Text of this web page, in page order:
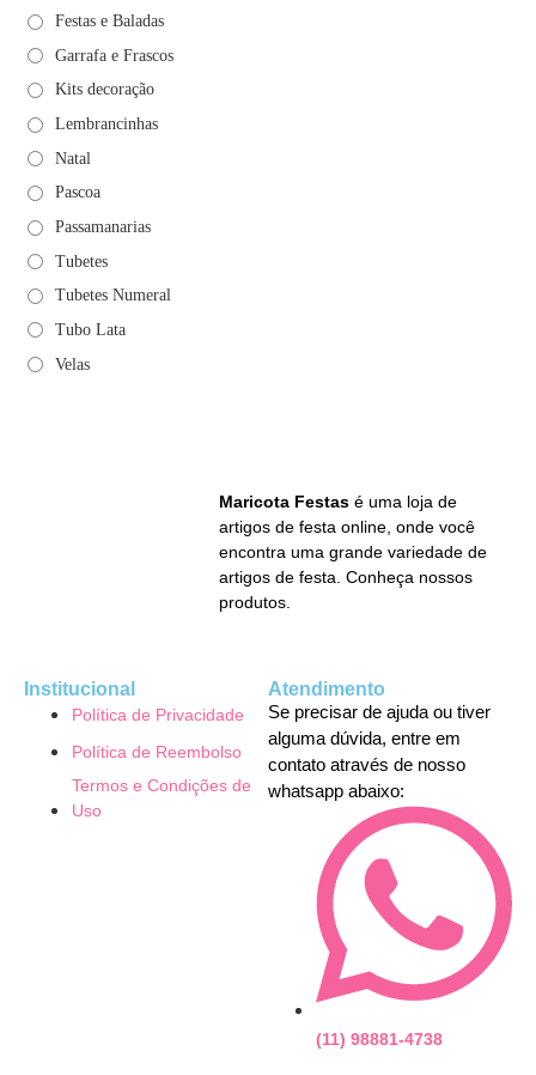
Festas e Baladas
Garrafa e Frascos
Kits decoração
Lembrancinhas
Natal
Pascoa
Passamanarias
Tubetes
Tubetes Numeral
Tubo Lata
Velas
Maricota Festas é uma loja de
artigos de festa online, onde você
encontra uma grande variedade de
artigos de festa. Conheça nossos
produtos.
Institucional
Política de Privacidade
Política de Reembolso
Termos e Condições de
Uso
Atendimento
Se precisar de ajuda ou tiver
alguma dúvida, entre em
contato através de nosso
whatsapp abaixo:
(11) 98881-4738